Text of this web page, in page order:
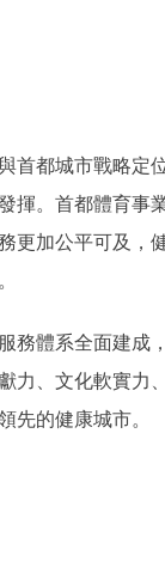
都城市戰略定
揮。首都體育事
更加公平可及，
體系全面建成
力、文化軟實力
先的健康城市。